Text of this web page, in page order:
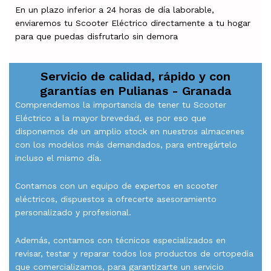
En un plazo inferior a 24 horas de día laborable,
enviaremos tu Scooter Eléctrico directamente a tu hogar
para que puedas disfrutarlo sin demora
Servicio de calidad, rápido y con
garantías en Pulianas - Granada
Comprendemos la importancia de tener tu Scooter
Eléctrico a la mayor brevedad, es por eso que
disponemos de un amplio stock en nuestros almacenes
con los modelos más demandados, para entregártelo
incluso el mismo día.
Contamos con un equipo de expertos en scooter
eléctricos, dispuestos a ofrecerte asesoramiento
personalizado y profesional.
Además, contamos con técnicos especializados en
revisar, testar y reparar todos los productos de ortopedia
que comercializamos, para garantizarte un servicio